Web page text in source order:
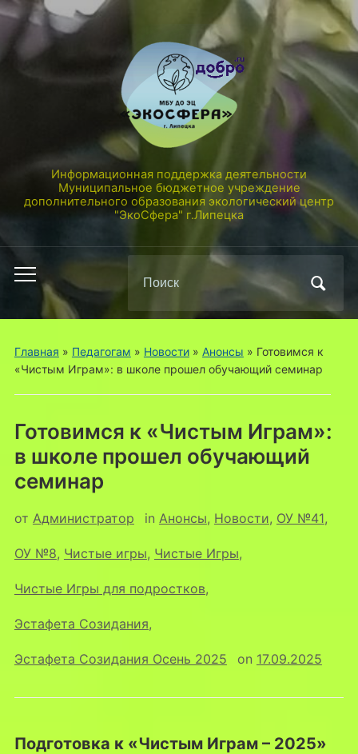
Информационная поддержка деятельности
Муниципальное бюджетное учреждение
дополнительного образования экологический центр
"ЭкоСфера" г.Липецка
Переключить
мобильное
меню
по:
Главная » Педагогам » Новости» Анонсы » Готовимся к
«Чистым Играм»: в школе прошел обучающий семинар
Готовимся к «Чистым Играм»:
в школе прошел обучающий
семинар
от Администратор in Анонсы, Новости, ОУ №41,
ОУ №8, Чистые игры, Чистые Игры,
Чистые Игры для подростков,
Эстафета Созидания,
Эстафета Созидания Осень 2025 on 17.09.2025
Подготовка к «Чистым Играм – 2025»